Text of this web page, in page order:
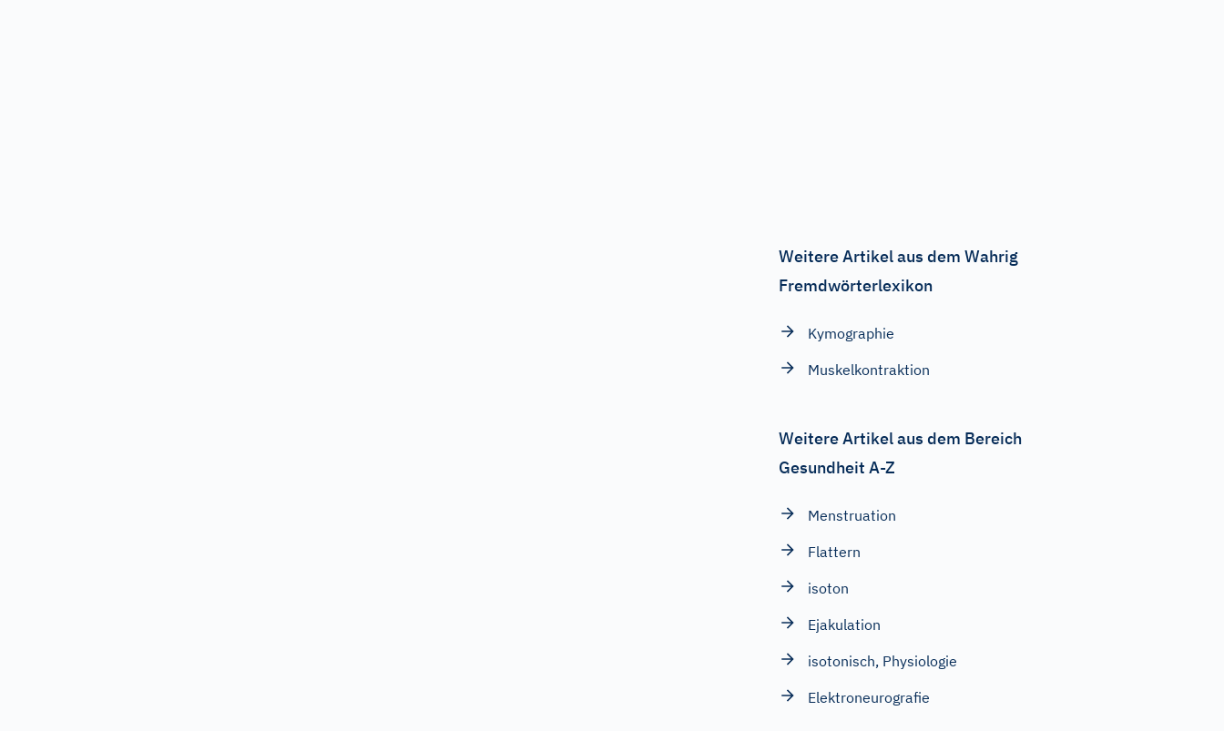
Weitere Artikel aus dem Wahrig
Fremdwörterlexikon
Kymographie
Muskelkontraktion
Weitere Artikel aus dem Bereich
Gesundheit A-Z
Menstruation
Flattern
isoton
Ejakulation
isotonisch, Physiologie
Elektroneurografie